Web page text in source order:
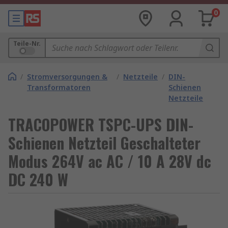
0
Teile-Nr.
/ Stromversorgungen &
Transformatoren
/ Netzteile / DIN-
Schienen
Netzteile
TRACOPOWER TSPC-UPS DIN-
Schienen Netzteil Geschalteter
Modus 264V ac AC / 10 A 28V dc
DC 240 W